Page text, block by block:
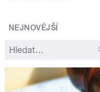
NEJNOVĚJŠÍ